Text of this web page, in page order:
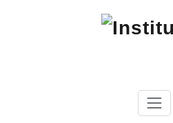
Instituto de